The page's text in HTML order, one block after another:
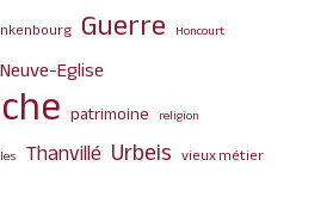
Guerre Honcourt
Neuve-Eglise
patrimoine religion
Thanvillé Urbeis vieux métier